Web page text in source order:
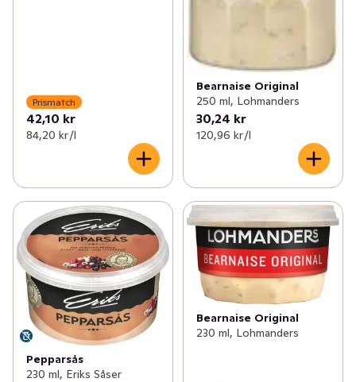
Prismatch
42,10 kr
84,20 kr /l
Bearnaise Original
250 ml, Lohmanders
30,24 kr
120,96 kr /l
Pepparsås
230 ml, Eriks Såser
Bearnaise Original
230 ml, Lohmanders